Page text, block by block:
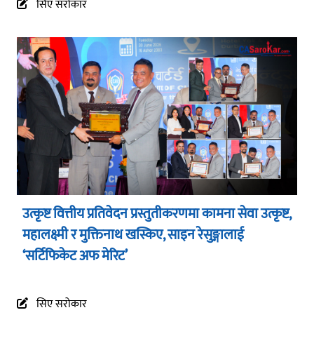
सिए सरोकार
उत्कृष्ट वित्तीय प्रतिवेदन प्रस्तुतीकरणमा कामना सेवा उत्कृष्ट,
महालक्ष्मी र मुक्तिनाथ खस्किए, साइन रेसुङ्गालाई
‘सर्टिफिकेट अफ मेरिट’
सिए सरोकार